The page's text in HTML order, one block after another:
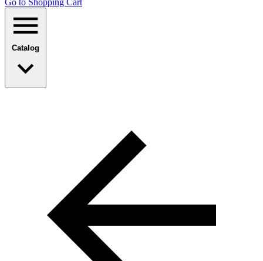
Go to Shopping Сart
Catalog